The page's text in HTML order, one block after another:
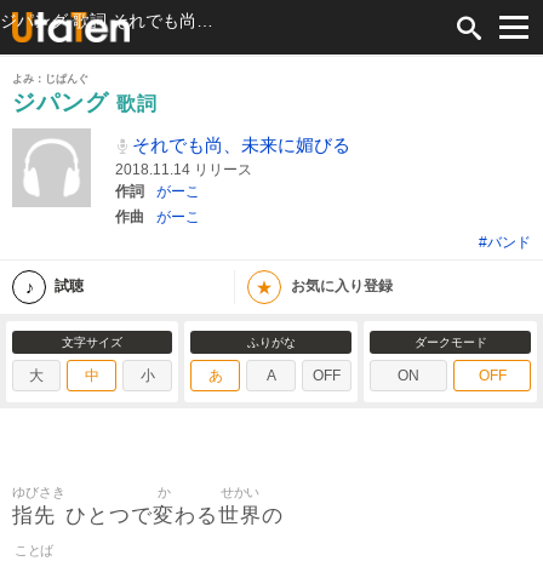
よみ：じぱんぐ
ジパング 歌詞
それでも尚、未来に媚びる
2018.11.14 リリース
作詞
がーこ
作曲
がーこ
#バンド
試聴 ★ お気に入り登録
文字サイズ
大 中 小
ふりがな
あ A OFF
ダークモード
ON OFF
指先
ゆびさき
ひとつで変
か
わる世界
せかい
の
ことば